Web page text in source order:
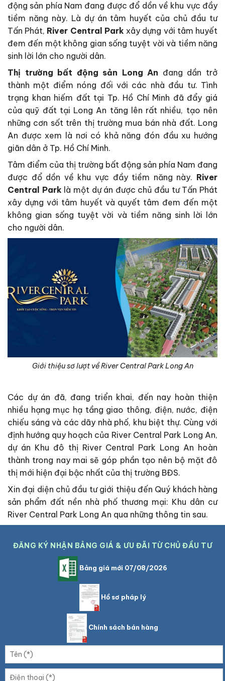
động sản phía Nam đang được đổ dồn về khu vực đầy
tiềm năng này. Là dự án tâm huyết của chủ đầu tư
Tấn Phát, River Central Park xây dựng với tâm huyết
đem đến một không gian sống tuyệt vời và tiềm năng
sinh lời lớn cho người dân.
Thị trường bất động sản Long An đang dần trở
thành một điểm nóng đối với các nhà đầu tư. Tình
trạng khan hiếm đất tại Tp. Hồ Chí Minh đã đẩy giá
của quỹ đất tại Long An tăng lên rất nhiều, tạo nên
những cơn sốt trên thị trường mua bán nhà đất. Long
An được xem là nơi có khả năng đón đầu xu hướng
giãn dân ở Tp. Hồ Chí Minh.
Tâm điểm của thị trường bất động sản phía Nam đang
được đổ dồn về khu vực đầy tiềm năng này. River
Central Park là một dự án được chủ đầu tư Tấn Phát
xây dựng với tâm huyết và quyết tâm đem đến một
không gian sống tuyệt vời và tiềm năng sinh lời lớn
cho người dân.
Giới thiệu sơ lượt về River Central Park Long An
Các dự án đã, đang triển khai, đến nay hoàn thiện
nhiều hạng mục hạ tầng giao thông, điện, nước, điện
chiếu sáng và các dãy nhà phố, khu biệt thự. Cùng với
định hướng quy hoạch của River Central Park Long An,
dự án Khu đô thị River Central Park Long An hoàn
thành trong nay mai sẽ góp phần tạo nên bộ mặt đô
thị mới hiện đại bậc nhất của thị trường BĐS.
Xin đại diện chủ đầu tư giới thiệu đến Quý khách hàng
sản phẩm đất nền nhà phố thương mại: Khu dân cư
River Central Park Long An qua những thông tin sau.
ĐĂNG KÝ NHẬN BẢNG GIÁ & ƯU ĐÃI TỪ CHỦ ĐẦU TƯ
Bảng giá mới 07/08/2026
Hồ sơ pháp lý
Chính sách bán hàng